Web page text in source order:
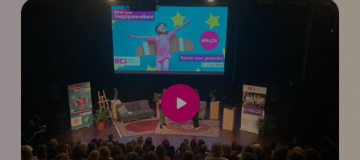
Speel
video
af